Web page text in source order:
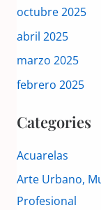
octubre 2025
abril 2025
marzo 2025
febrero 2025
Categories
Acuarelas
Arte Urbano,
Profesional